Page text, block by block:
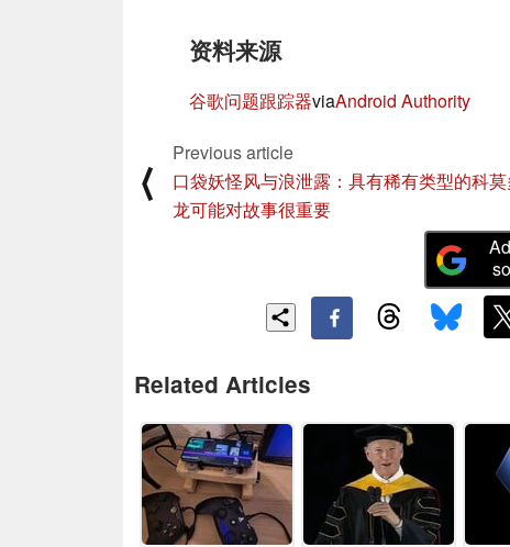
资料来源
谷歌问题跟踪器viaAndroid Authority
⟨
Previous article
口袋妖怪风与浪泄露：具有稀有类型的科
龙可能对故事很重要
Related Articles